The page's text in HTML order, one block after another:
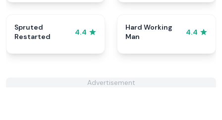
Spruted
Restarted
4.4
Hard Working
Man
4.4
Advertisement